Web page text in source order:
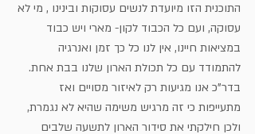
התוכנית הזו מיועדת לנשים עסוקות ובינינו , מי לא
עסוקה, ועם כל הכבוד לקון- מארי ויש כבוד
במציאות חיינו, אין לנו כל כך זמן ואנרגיה
להתמודד עם כל תכולת הארון שלנו בבת אחת.
בדר"כ אנו מגיעות רק לאיזור מסויים ואז
מתעייפות כי זה מרגיש משימה שהיא לא נגמרת,
ולכן חילקתי את סידור הארון לתשעה שלבים